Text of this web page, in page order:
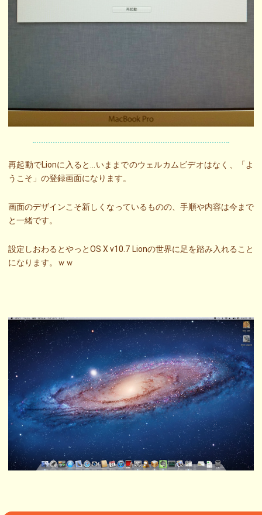
再起動でLionに入ると…いままでのウェルカムビデオはなく、「よ
うこそ」の登録画面になります。
画面のデザインこそ新しくなっているものの、手順や内容は今まで
と一緒です。
設定しおわるとやっとOS X v10.7 Lionの世界に足を踏み入れること
になります。ｗｗ